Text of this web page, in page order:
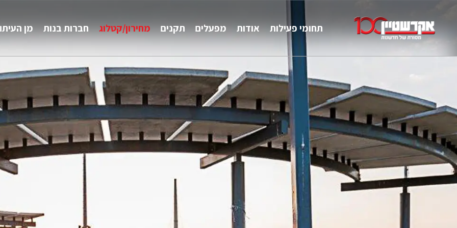
תחומי פעילות אודות מפעלים תקנים מחירון/קטלוג חברות בנות מן